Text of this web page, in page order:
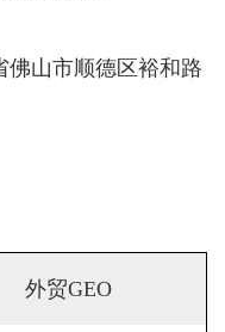
山市顺德区裕和路
外贸GEO